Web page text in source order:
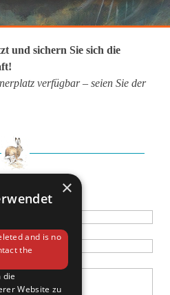
und sichern Sie sich die
verfügbar – seien Sie der
×
and is no
the
die
Website zu